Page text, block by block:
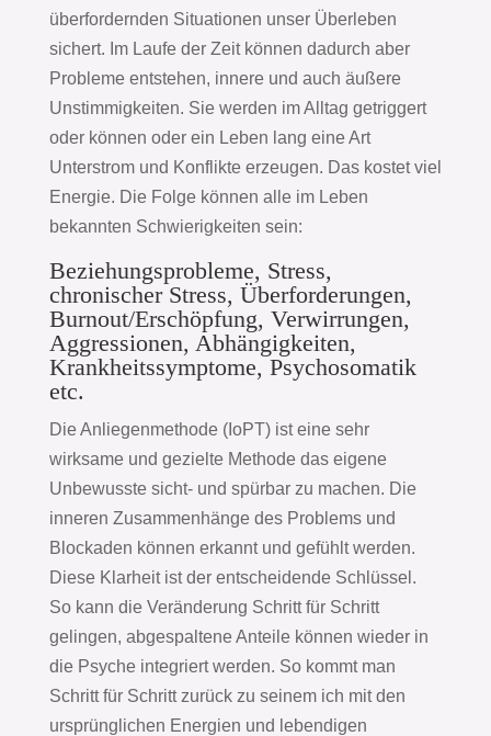
überfordernden Situationen unser Überleben
sichert. Im Laufe der Zeit können dadurch aber
Probleme entstehen, innere und auch äußere
Unstimmigkeiten. Sie werden im Alltag getriggert
oder können oder ein Leben lang eine Art
Unterstrom und Konflikte erzeugen. Das kostet viel
Energie. Die Folge können alle im Leben
bekannten Schwierigkeiten sein:
Beziehungsprobleme, Stress,
chronischer Stress, Überforderungen,
Burnout/Erschöpfung, Verwirrungen,
Aggressionen, Abhängigkeiten,
Krankheitssymptome, Psychosomatik
etc.
Die Anliegenmethode (IoPT) ist eine sehr
wirksame und gezielte Methode das eigene
Unbewusste sicht- und spürbar zu machen. Die
inneren Zusammenhänge des Problems und
Blockaden können erkannt und gefühlt werden.
Diese Klarheit ist der entscheidende Schlüssel.
So kann die Veränderung Schritt für Schritt
gelingen, abgespaltene Anteile können wieder in
die Psyche integriert werden. So kommt man
Schritt für Schritt zurück zu seinem ich mit den
ursprünglichen Energien und lebendigen